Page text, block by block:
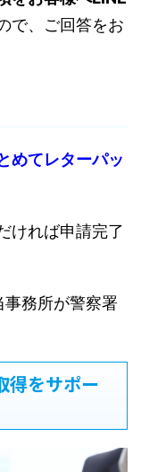
で、ご回答をお
めてレターパッ
ければ申請完了
務所が警察署
得をサポー